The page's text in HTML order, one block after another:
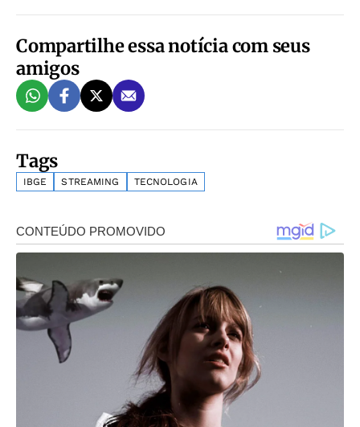
Compartilhe essa notícia com seus
amigos
Tags
IBGE STREAMING TECNOLOGIA